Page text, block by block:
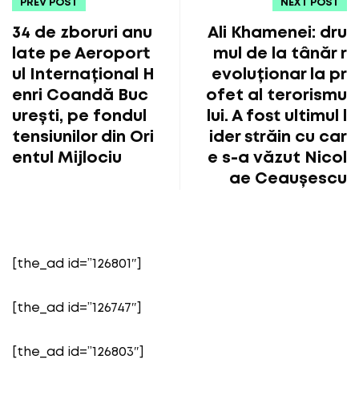
PREV POST
34 de zboruri anu
late pe Aeroport
ul Internațional H
enri Coandă Buc
urești, pe fondul
tensiunilor din Ori
entul Mijlociu
NEXT POST
Ali Khamenei: dru
mul de la tânăr r
evoluționar la pr
ofet al terorismu
lui. A fost ultimul l
ider străin cu car
e s-a văzut Nicol
ae Ceaușescu
[the_ad id=”126801″]
[the_ad id=”126747″]
[the_ad id=”126803″]